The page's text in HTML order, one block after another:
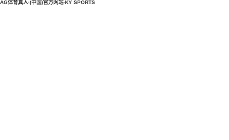
AG体育真人·(中国)官方网站-KY SPORTS